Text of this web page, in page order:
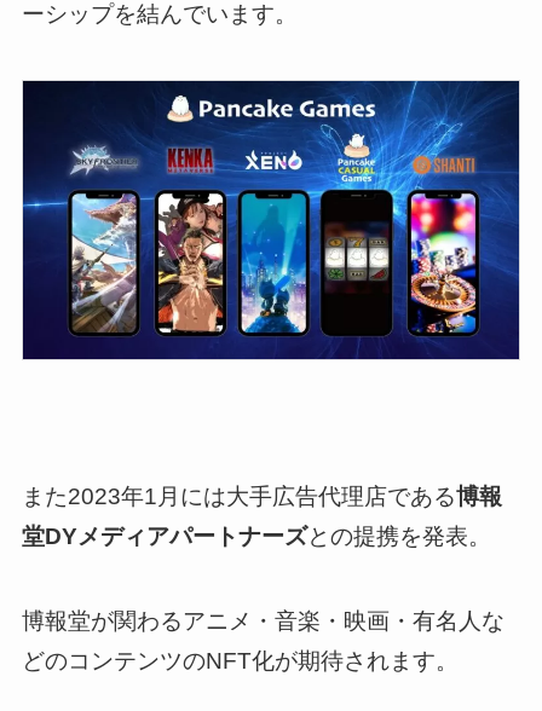
ーシップを結んでいます。
また2023年1月には大手広告代理店である博報
堂DYメディアパートナーズとの提携を発表。
博報堂が関わるアニメ・音楽・映画・有名人な
どのコンテンツのNFT化が期待されます。